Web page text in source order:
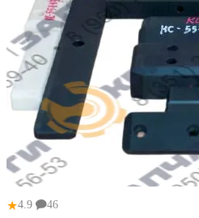
★4.9 46